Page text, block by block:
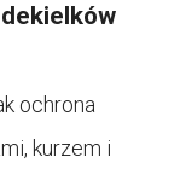
ochrona
kurzem i